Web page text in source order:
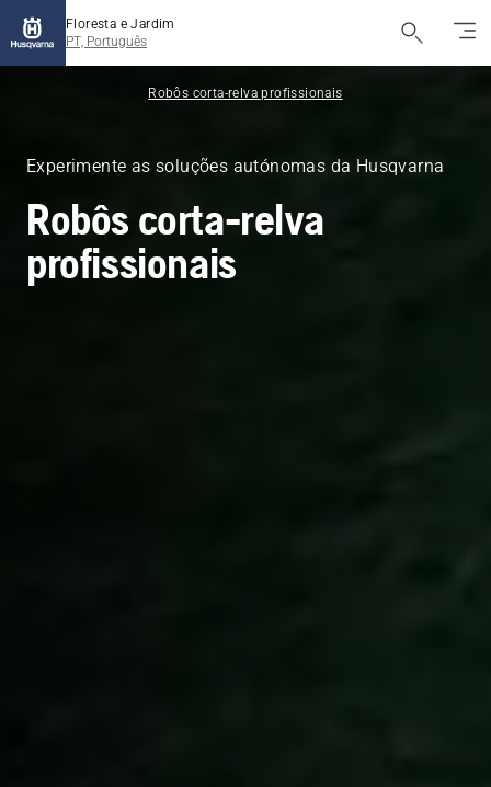
Floresta e Jardim
PT, Português
Robôs corta-relva profissionais
Experimente as soluções autónomas da Husqvarna
Robôs corta-relva
profissionais